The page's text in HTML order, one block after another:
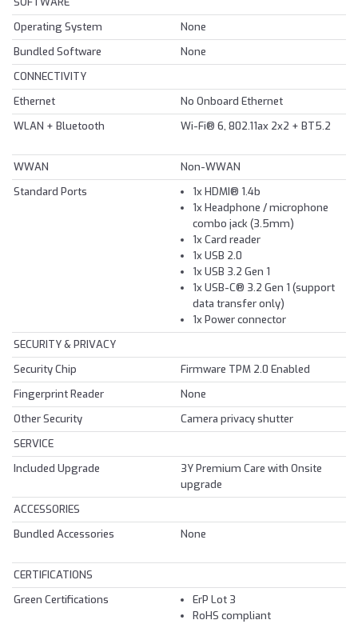
Operating System
None
Bundled Software
None
CONNECTIVITY
Ethernet
No Onboard Ethernet
WLAN + Bluetooth
Wi-Fi® 6, 802.11ax 2x2 + BT5.2
WWAN
Non-WWAN
Standard Ports
1x HDMI® 1.4b
1x Headphone / microphone
combo jack (3.5mm)
1x Card reader
1x USB 2.0
1x USB 3.2 Gen 1
1x USB-C® 3.2 Gen 1 (support
data transfer only)
1x Power connector
SECURITY & PRIVACY
Security Chip
Firmware TPM 2.0 Enabled
Fingerprint Reader
None
Other Security
Camera privacy shutter
SERVICE
Included Upgrade
3Y Premium Care with Onsite
upgrade
ACCESSORIES
Bundled Accessories
None
CERTIFICATIONS
Green Certifications
ErP Lot 3
RoHS compliant